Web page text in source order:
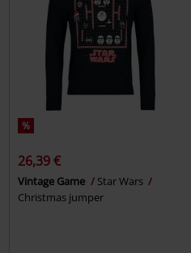
%
26,39 €
Vintage Game
Star Wars
Christmas jumper